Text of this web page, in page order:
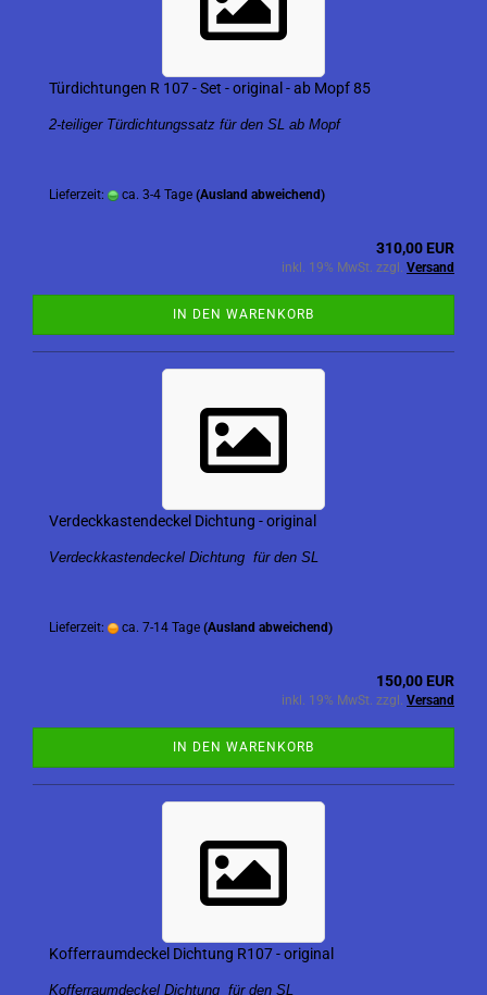
Türdichtungen R 107 - Set - original - ab Mopf 85
2-teiliger Türdichtungssatz für den SL ab Mopf
Lieferzeit: ca. 3-4 Tage (Ausland abweichend)
310,00 EUR
inkl. 19% MwSt. zzgl. Versand
IN DEN WARENKORB
Verdeckkastendeckel Dichtung - original
Verdeckkastendeckel Dichtung für den SL
Lieferzeit: ca. 7-14 Tage (Ausland abweichend)
150,00 EUR
inkl. 19% MwSt. zzgl. Versand
IN DEN WARENKORB
Kofferraumdeckel Dichtung R107 - original
Kofferraumdeckel Dichtung für den SL